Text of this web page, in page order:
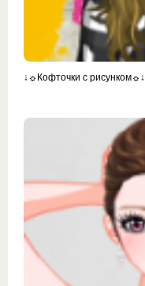
↓☼Кофточки с рисунком☼↓